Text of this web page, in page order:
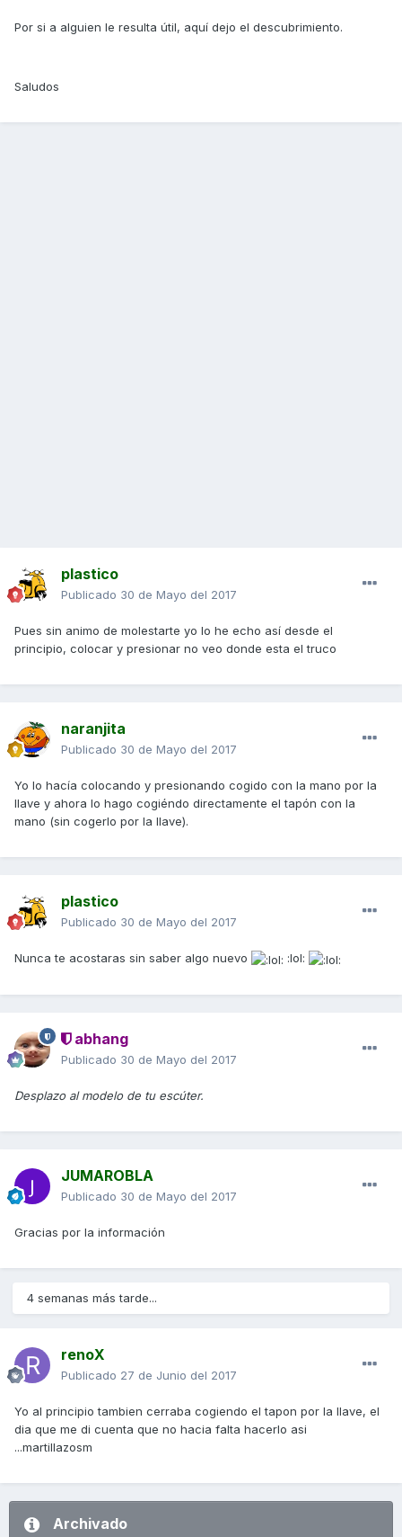
Por si a alguien le resulta útil, aquí dejo el descubrimiento.
Saludos
plastico
Publicado 30 de Mayo del 2017
Pues sin animo de molestarte yo lo he echo así desde el
principio, colocar y presionar no veo donde esta el truco
naranjita
Publicado 30 de Mayo del 2017
Yo lo hacía colocando y presionando cogido con la mano por la
llave y ahora lo hago cogiéndo directamente el tapón con la
mano (sin cogerlo por la llave).
plastico
Publicado 30 de Mayo del 2017
Nunca te acostaras sin saber algo nuevo :lol:
abhang
Publicado 30 de Mayo del 2017
Desplazo al modelo de tu escúter.
JUMAROBLA
Publicado 30 de Mayo del 2017
Gracias por la información
4 semanas más tarde...
renoX
Publicado 27 de Junio del 2017
Yo al principio tambien cerraba cogiendo el tapon por la llave, el
dia que me di cuenta que no hacia falta hacerlo asi
...martillazosm
Archivado